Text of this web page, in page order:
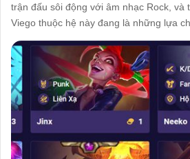
trận đấu sôi động với âm nhạc Rock, và
Viego thuộc hệ này đang là những lựa